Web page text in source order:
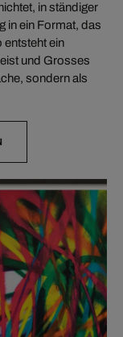
in ständiger
in ein Format, das
entsteht ein
und Grosses
sondern als